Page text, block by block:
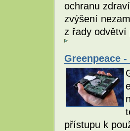
ochranu
zvýšení
z řady odvětví
Greenpeace
přístupu k